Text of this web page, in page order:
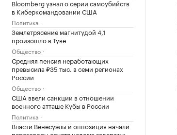
Bloomberg узнал о серии самоубийств
в Киберкомандовании США
Политика
Землетрясение магнитудой 4,1
произошло в Туве
Общество
Средняя пенсия неработающих
превысила ₽35 тыс. в семи регионах
России
Общество
США ввели санкции в отношении
военного атташе Кубы в России
Политика
Власти Венесуэлы и оппозиция начали